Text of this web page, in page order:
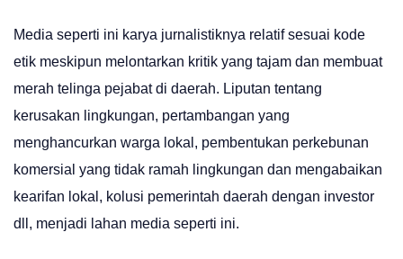
Media seperti ini karya jurnalistiknya relatif sesuai kode
etik meskipun melontarkan kritik yang tajam dan membuat
merah telinga pejabat di daerah. Liputan tentang
kerusakan lingkungan, pertambangan yang
menghancurkan warga lokal, pembentukan perkebunan
komersial yang tidak ramah lingkungan dan mengabaikan
kearifan lokal, kolusi pemerintah daerah dengan investor
dll, menjadi lahan media seperti ini.